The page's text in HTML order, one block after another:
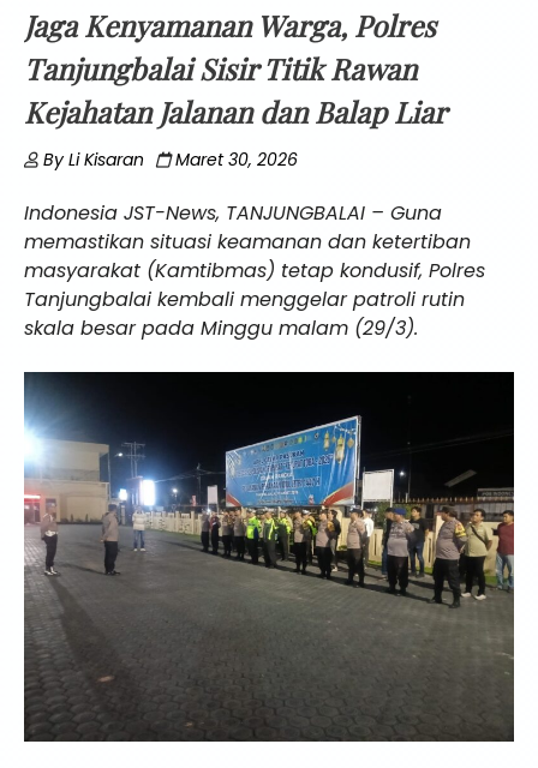
Jaga Kenyamanan Warga, Polres
Tanjungbalai Sisir Titik Rawan
Kejahatan Jalanan dan Balap Liar
ByLi Kisaran Maret 30, 2026
Indonesia JST-News, TANJUNGBALAI – Guna
memastikan situasi keamanan dan ketertiban
masyarakat (Kamtibmas) tetap kondusif, Polres
Tanjungbalai kembali menggelar patroli rutin
skala besar pada Minggu malam (29/3).